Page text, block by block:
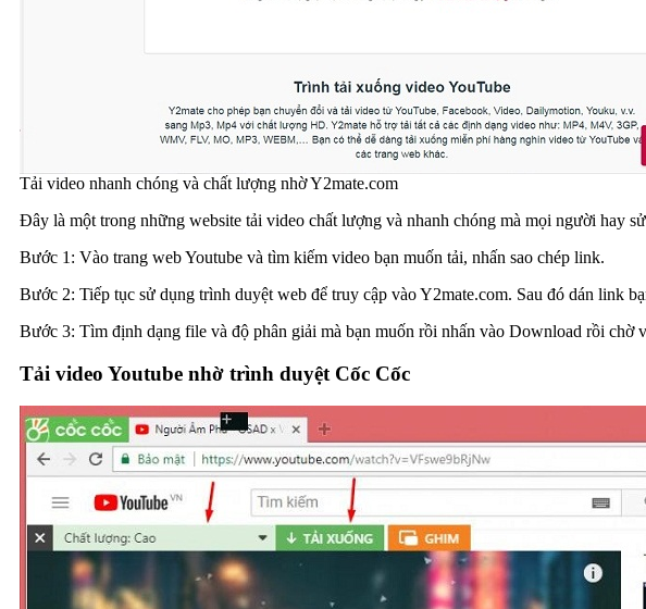
Tải video nhanh chóng và chất lượng nhờ Y2mate.com
Đây là một trong những website tải video chất lượng và nhanh chóng mà mọi người hay
Bước 1: Vào trang web Youtube và tìm kiếm video bạn muốn tải, nhấn sao chép link.
Bước 2: Tiếp tục sử dụng trình duyệt web để truy cập vào Y2mate.com. Sau đó dán link
Bước 3: Tìm định dạng file và độ phân giải mà bạn muốn rồi nhấn vào Download rồi chờ
Tải video Youtube nhờ trình duyệt Cốc Cốc